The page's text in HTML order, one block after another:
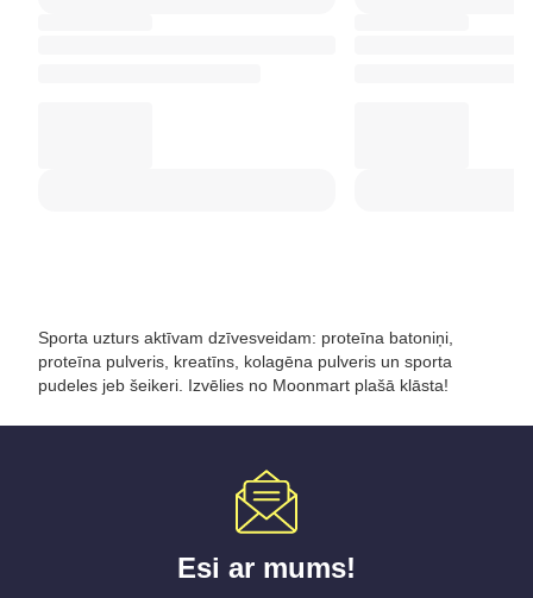
Sporta uzturs aktīvam dzīvesveidam: proteīna batoniņi,
proteīna pulveris, kreatīns, kolagēna pulveris un sporta
pudeles jeb šeikeri. Izvēlies no Moonmart plašā klāsta!
Esi ar mums!